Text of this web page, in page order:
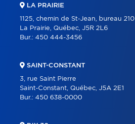
LA PRAIRIE
1125, chemin de St-Jean, bureau 210
La Prairie, Québec, J5R 2L6
Bur.: 450 444-3456
SAINT-CONSTANT
3, rue Saint Pierre
Saint-Constant, Québec, J5A 2E1
Bur.: 450 638-0000